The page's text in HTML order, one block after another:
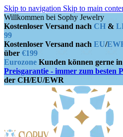
Skip to navigation Skip to main
Willkommen bei Sophy Jewelry
Kostenloser Versand nach CH &
99
Kostenloser Versand nach EU/
über €199
Eurozone Kunden können gerne in
Preisgarantie - immer zum besten
der CH/EU/EWR